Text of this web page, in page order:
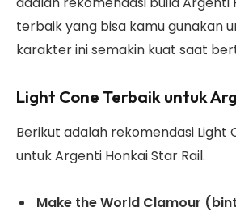
terbaik yang bisa kamu gunakan
karakter ini semakin kuat saat
Light Cone Terbaik untuk
Berikut adalah rekomendasi Light
untuk Argenti Honkai Star Rail.
Make the World Clamour